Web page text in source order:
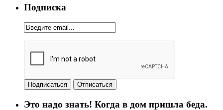
Подписка
Это надо знать! Когда в дом пришла беда.